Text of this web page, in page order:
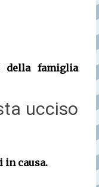
della famiglia
ucciso
in causa.